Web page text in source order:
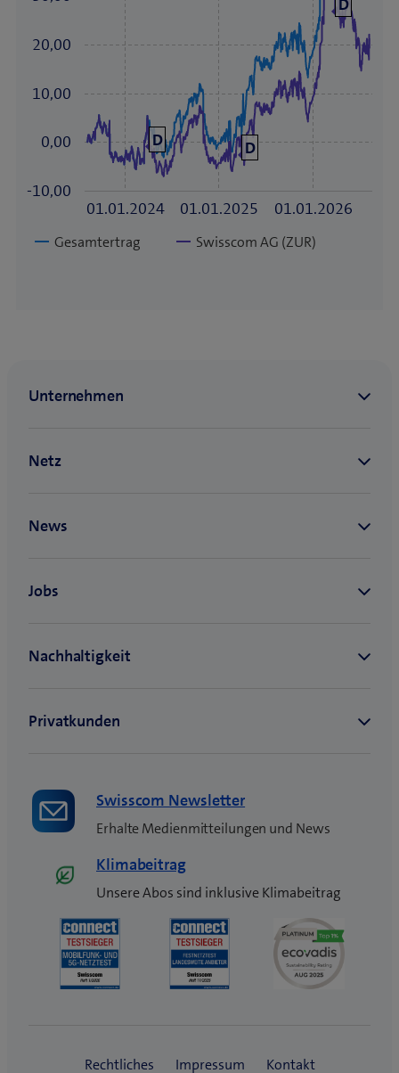
Swisscom Newsletter
Erhalte Medienmitteilungen und News
Klimabeitrag
Unsere Abos sind inklusive Klimabeitrag